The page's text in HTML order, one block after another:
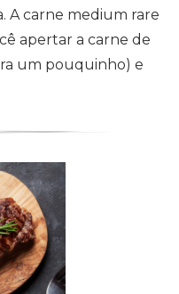
A carne medium rare
apertar a carne de
um pouquinho) e